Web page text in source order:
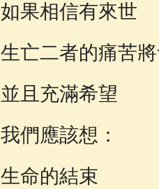
如果相信有來世
生亡二者的痛苦
並且充滿希望
我們應該想：
生命的結束